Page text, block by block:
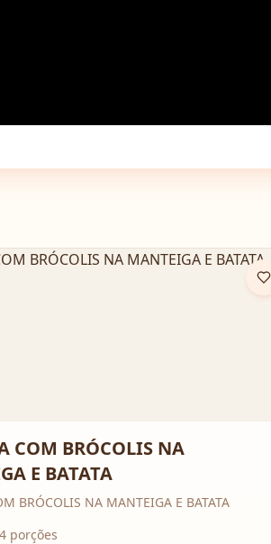
COM BRÓCOLIS NA
E BATATA
BRÓCOLIS NA MANTEIGA E BATATA
4 porções